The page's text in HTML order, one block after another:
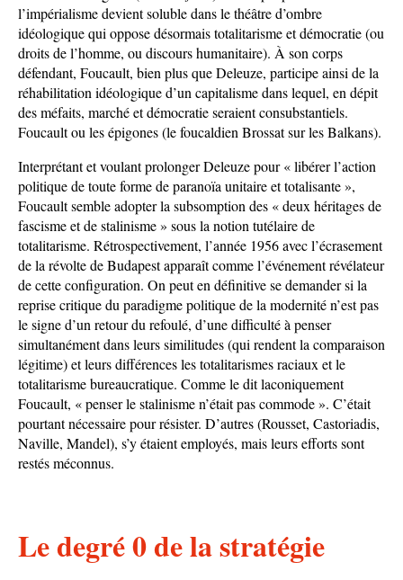
l’impérialisme devient soluble dans le théâtre d’ombre
idéologique qui oppose désormais totalitarisme et démocratie (ou
droits de l’homme, ou discours humanitaire). À son corps
défendant, Foucault, bien plus que Deleuze, participe ainsi de la
réhabilitation idéologique d’un capitalisme dans lequel, en dépit
des méfaits, marché et démocratie seraient consubstantiels.
Foucault ou les épigones (le foucaldien Brossat sur les Balkans).
Interprétant et voulant prolonger Deleuze pour « libérer l’action
politique de toute forme de paranoïa unitaire et totalisante »,
Foucault semble adopter la subsomption des « deux héritages de
fascisme et de stalinisme » sous la notion tutélaire de
totalitarisme. Rétrospectivement, l’année 1956 avec l’écrasement
de la révolte de Budapest apparaît comme l’événement révélateur
de cette configuration. On peut en définitive se demander si la
reprise critique du paradigme politique de la modernité n’est pas
le signe d’un retour du refoulé, d’une difficulté à penser
simultanément dans leurs similitudes (qui rendent la comparaison
légitime) et leurs différences les totalitarismes raciaux et le
totalitarisme bureaucratique. Comme le dit laconiquement
Foucault, « penser le stalinisme n’était pas commode ». C’était
pourtant nécessaire pour résister. D’autres (Rousset, Castoriadis,
Naville, Mandel), s’y étaient employés, mais leurs efforts sont
restés méconnus.
Le degré 0 de la stratégie